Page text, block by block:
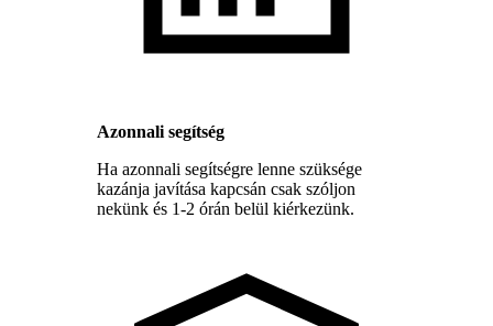
Azonnali segítség
Ha azonnali segítségre lenne szüksége
kazánja javítása kapcsán csak szóljon
nekünk és 1-2 órán belül kiérkezünk.